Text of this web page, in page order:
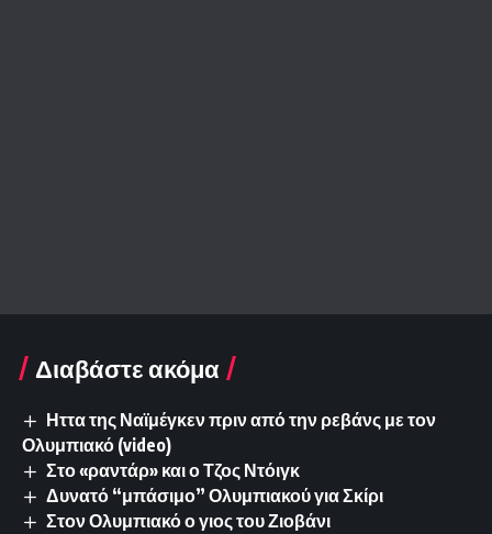
Διαβάστε ακόμα
Ηττα της Ναϊμέγκεν πριν από την ρεβάνς με τον
Ολυμπιακό (video)
Στο «ραντάρ» και ο Τζος Ντόιγκ
Δυνατό “μπάσιμο” Ολυμπιακού για Σκίρι
Στον Ολυμπιακό ο γιος του Ζιοβάνι